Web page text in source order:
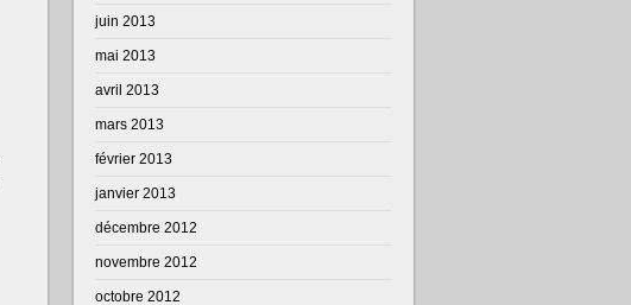
juin 2013
mai 2013
avril 2013
mars 2013
février 2013
janvier 2013
décembre 2012
novembre 2012
octobre 2012